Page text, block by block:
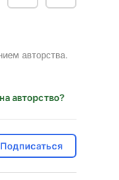
авторства.
авторство?
Подписаться